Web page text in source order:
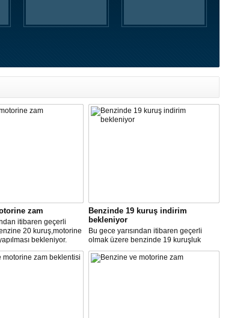
zam
itibaren geçerli
20 kuruş,motorine
bekleniyor.
Benzinde 19 kuruş indirim
bekleniyor
Bu gece yarısından itibaren geçerli
olmak üzere benzinde 19 kuruşluk
indirim gerçekleşti.